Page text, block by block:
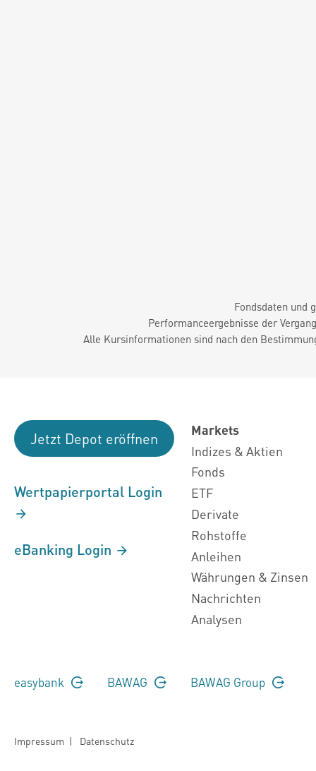
Fondsdaten und
Performanceergebnisse der
Alle Kursinformationen sind nach den
Jetzt Depot eröffnen
Wertpapierportal Login
eBanking Login
Markets
Indizes & Aktien
Fonds
ETF
Derivate
Rohstoffe
Anleihen
Währungen & Zinsen
Nachrichten
Analysen
easybank BAWAG BAWAG Group
Impressum | Datenschutz